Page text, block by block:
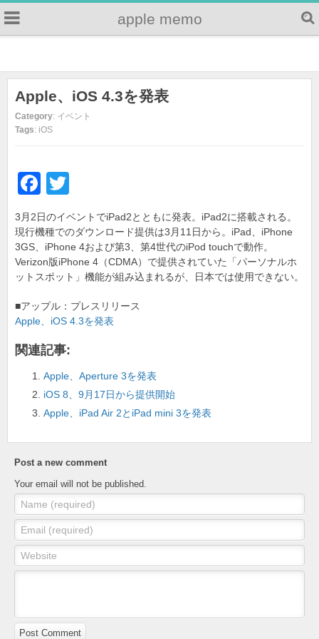
apple memo
Apple、iOS 4.3を発表
Category: イベント
Tags: iOS
F
a
c
e
b
o
o
k
tt
er
3月2日のイベントでiPad2とともに発表。iPad2に搭載される。
現行機種でのダウンロード提供は3月11日から。iPad、iPhone
3GS、iPhone 4および第3、第4世代のiPod touchで動作。
Verizon版iPhone 4（CDMA）で提供されていた「パーソナルホ
ットスポット」機能が組み込まれるが、日本では使用できない。
■アップル：プレスリリース
Apple、iOS 4.3を発表
関連記事:
Apple、Aperture 3を発表
iOS 8、9月17日から提供開始
Apple、iPad Air 2とiPad mini 3を発表
Post a new comment
Your email will not be published.
Name (required)
Email (required)
Website
Post Comment